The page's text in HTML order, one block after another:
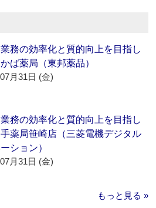
業務の効率化と質的向上を目指し
ば薬局（東邦薬品）
月31日 (金)
業務の効率化と質的向上を目指し
薬局笹崎店（三菱電機デジタル
ション）
月31日 (金)
もっと見る »